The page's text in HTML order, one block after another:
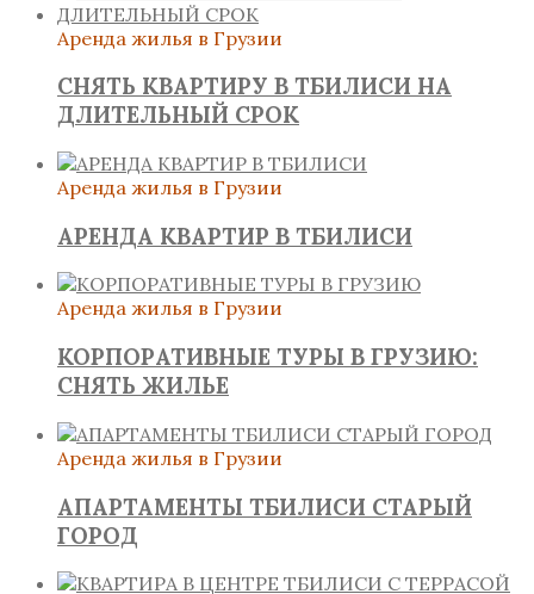
Аренда жилья в Грузии
СНЯТЬ КВАРТИРУ В ТБИЛИСИ НА
ДЛИТЕЛЬНЫЙ СРОК
Аренда жилья в Грузии
АРЕНДА КВАРТИР В ТБИЛИСИ
Аренда жилья в Грузии
КОРПОРАТИВНЫЕ ТУРЫ В ГРУЗИЮ:
СНЯТЬ ЖИЛЬЕ
Аренда жилья в Грузии
АПАРТАМЕНТЫ ТБИЛИСИ СТАРЫЙ
ГОРОД